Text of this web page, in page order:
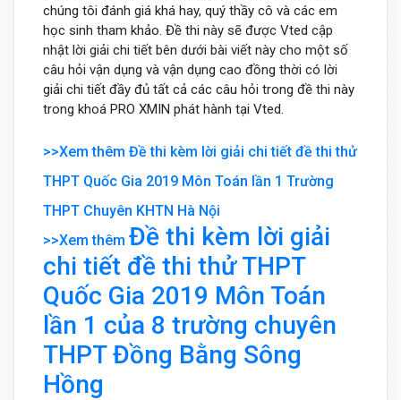
chúng tôi đánh giá khá hay, quý thầy cô và các em
học sinh tham khảo. Đề thi này sẽ được Vted cập
nhật lời giải chi tiết bên dưới bài viết này cho một số
câu hỏi vận dụng và vận dụng cao đồng thời có lời
giải chi tiết đầy đủ tất cả các câu hỏi trong đề thi này
trong khoá PRO XMIN phát hành tại Vted.
>>Xem thêm Đề thi kèm lời giải chi tiết đề thi thử
THPT Quốc Gia 2019 Môn Toán lần 1 Trường
THPT Chuyên KHTN Hà Nội
>>Xem thêm Đề thi kèm lời giải
chi tiết đề thi thử THPT
Quốc Gia 2019 Môn Toán
lần 1 của 8 trường chuyên
THPT Đồng Bằng Sông
Hồng